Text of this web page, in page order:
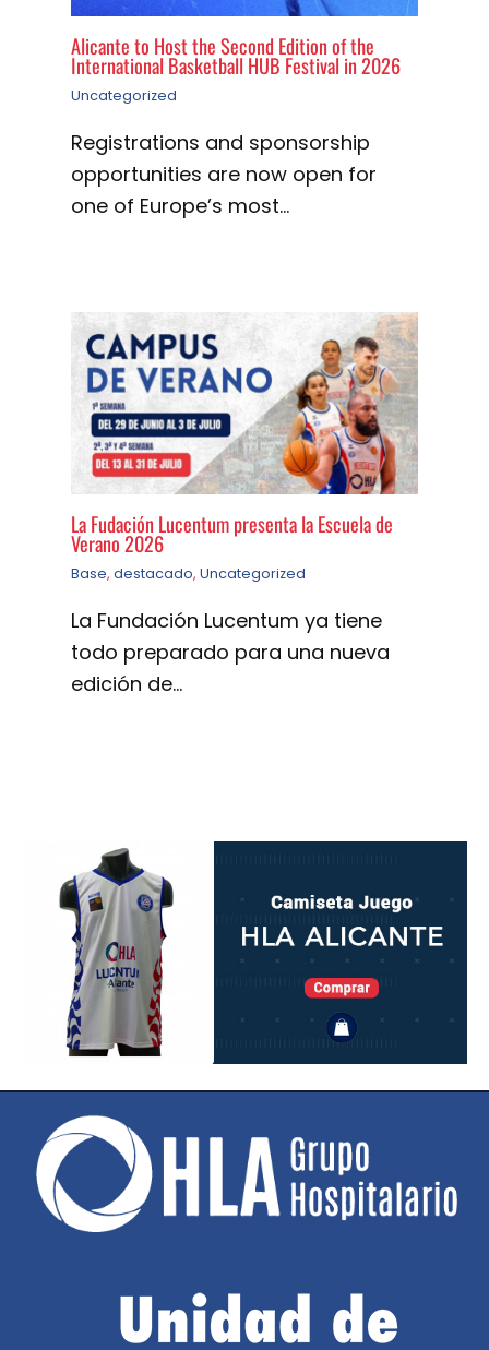
Alicante to Host the Second Edition of the
International Basketball HUB Festival in 2026
Uncategorized
Registrations and sponsorship
opportunities are now open for
one of Europe’s most…
La Fudación Lucentum presenta la Escuela de
Verano 2026
Base, destacado, Uncategorized
La Fundación Lucentum ya tiene
todo preparado para una nueva
edición de…